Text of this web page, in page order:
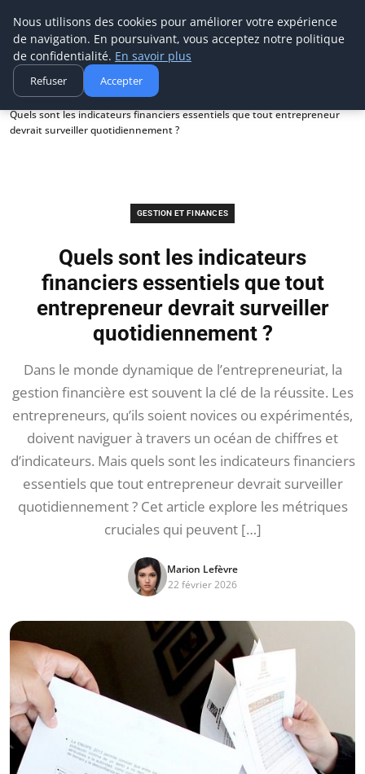
Ms Events Europe
Accueil
Gestion et finances
Quels sont les indicateurs financiers essentiels que tout entrepreneur
devrait surveiller quotidiennement ?
GESTION ET FINANCES
Quels sont les indicateurs
financiers essentiels que tout
entrepreneur devrait surveiller
quotidiennement ?
Dans le monde dynamique de l’entrepreneuriat, la
gestion financière est souvent la clé de la réussite. Les
entrepreneurs, qu’ils soient novices ou expérimentés,
doivent naviguer à travers un océan de chiffres et
d’indicateurs. Mais quels sont les indicateurs financiers
essentiels que tout entrepreneur devrait surveiller
quotidiennement ? Cet article explore les métriques
cruciales qui peuvent […]
Marion Lefèvre
22 février 2026
Nous utilisons des cookies pour améliorer votre expérience
de navigation. En poursuivant, vous acceptez notre politique
de confidentialité. En savoir plus
Refuser Accepter